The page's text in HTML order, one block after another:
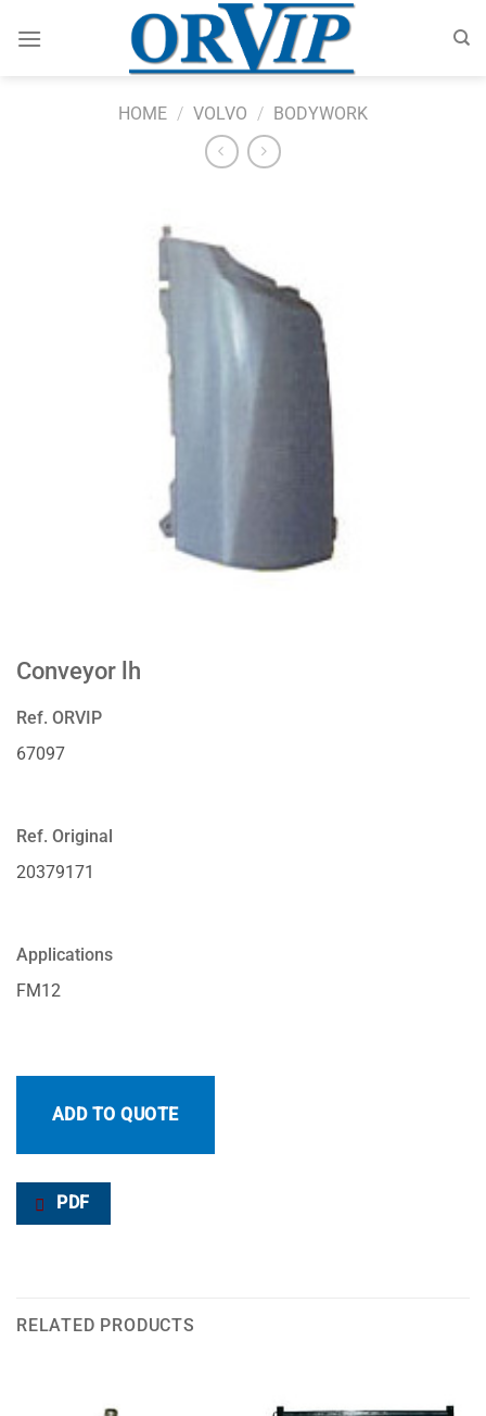
HOME / VOLVO / BODYWORK
Conveyor lh
Ref. ORVIP
67097
Ref. Original
20379171
Applications
FM12
ADD TO QUOTE
PDF
RELATED PRODUCTS